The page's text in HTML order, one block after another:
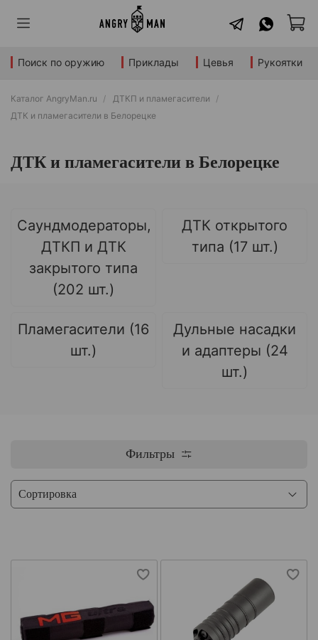
Поиск по оружию Приклады Цевья Рукоятки
Каталог AngryMan.ru
ДТКП и пламегасители
ДТК и пламегасители в Белорецке
ДТК и пламегасители в Белорецке
Саундмодераторы,
ДТКП и ДТК
закрытого типа
(202 шт.)
ДТК открытого
типа (17 шт.)
Пламегасители (16
шт.)
Дульные насадки
и адаптеры (24
шт.)
Фильтры